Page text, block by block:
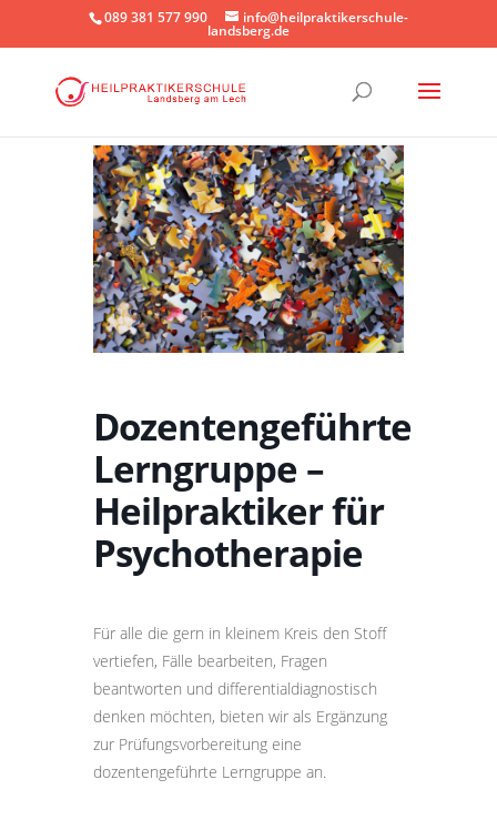
089 381 577 990 info@heilpraktikerschule-
landsberg.de
Dozentengeführte
Lerngruppe –
Heilpraktiker für
Psychotherapie
Für alle die gern in kleinem Kreis den Stoff
vertiefen, Fälle bearbeiten, Fragen
beantworten und differentialdiagnostisch
denken möchten, bieten wir als Ergänzung
zur Prüfungsvorbereitung eine
dozentengeführte Lerngruppe an.